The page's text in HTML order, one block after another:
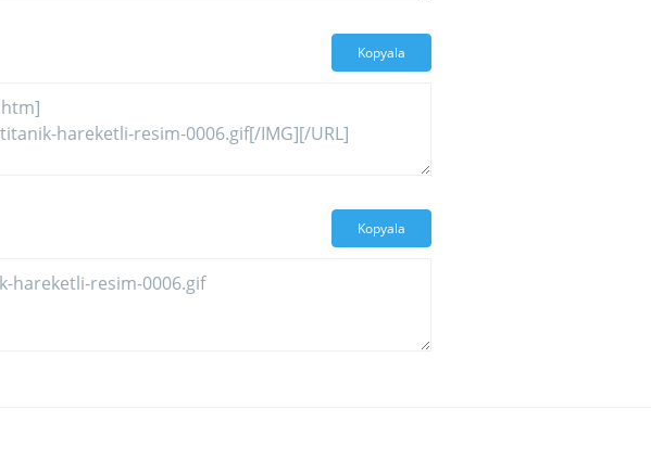
Kopyala
Kopyala